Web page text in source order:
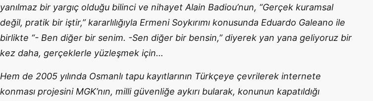
yanılmaz bir yargıç olduğu bilinci ve nihayet Alain Badiou’nun, “Gerçek kuramsal
değil, pratik bir iştir,” kararlılığıyla Ermeni Soykırımı konusunda Eduardo Galeano ile
birlikte “- Ben diğer bir senim. -Sen diğer bir bensin,” diyerek yan yana geliyoruz bir
kez daha, gerçeklerle yüzleşmek için…
Hem de 2005 yılında Osmanlı tapu kayıtlarının Türkçeye çevrilerek internete
konması projesini MGK’nın, milli güvenliğe aykırı bularak, konunun kapatıldığı